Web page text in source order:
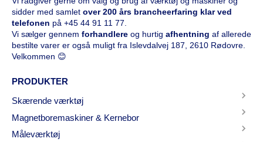
sidder med samlet over 200 års brancheerfaring klar ved
telefonen på +45 44 91 11 77
Vi sælger gennem forhandlere og hurtig afhentning af allerede
bestilte varer er også muligt fra Islevdalvej 187, 2610 Rødovre.
Velkommen 😊
PRODUKTER
Skærende værktøj
Magnetboremaskiner & Kernebor
Måleværktøj